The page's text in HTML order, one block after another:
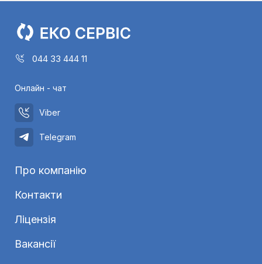
044 33 444 11
Онлайн - чат
Viber
Telegram
Про компанію
Контакти
Ліцензія
Вакансії